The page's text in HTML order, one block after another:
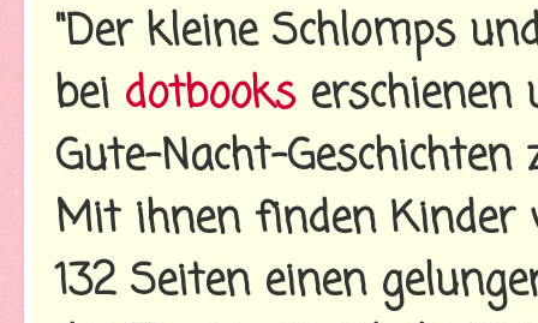
"Der kleine Schlomps
bei dotbookserschienen
Gute-Nacht-
Mit ihnen finden Kinder
132 Seiten einen